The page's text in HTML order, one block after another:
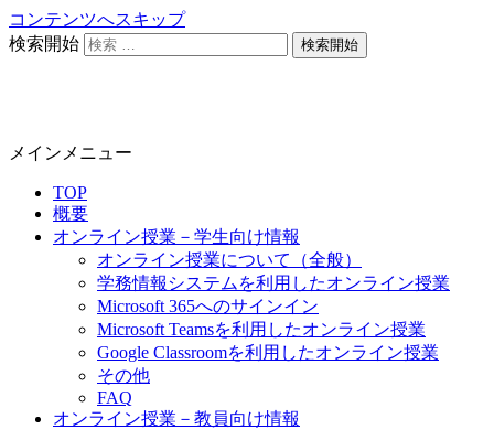
コンテンツへスキップ
静岡大学 オンライン教育担当
検索開始
メインメニュー
TOP
概要
オンライン授業－学生向け情報
オンライン授業について（全般）
学務情報システムを利用したオンライン授業
Microsoft 365へのサインイン
Microsoft Teamsを利用したオンライン授業
Google Classroomを利用したオンライン授業
その他
FAQ
オンライン授業－教員向け情報